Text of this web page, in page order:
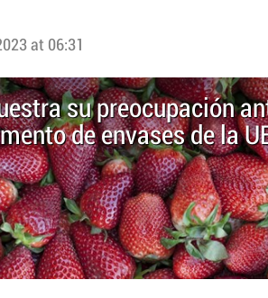
at 06:31
su preocupación
de envases de la